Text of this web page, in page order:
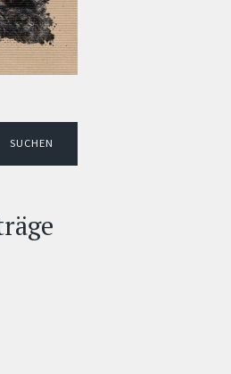
SUCHEN